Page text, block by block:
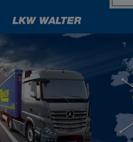
MARKEDENE VÅRE
Europa
Sentral-Asia
Russland